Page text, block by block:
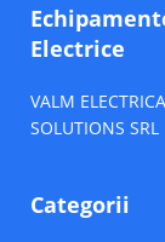
Electrice
VALM
SOLUTIONS SRL
Categorii